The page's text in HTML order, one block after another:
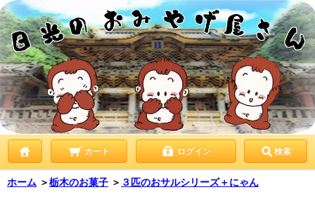
カート ログイン 検索
ホーム ＞栃木のお菓子 ＞ ３匹のおサルシリーズ＋にゃん